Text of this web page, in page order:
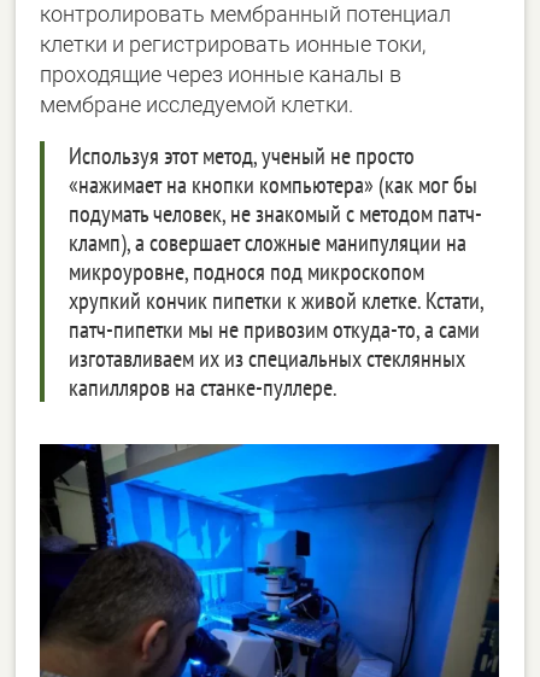
контролировать мембранный потенциал
клетки и регистрировать ионные токи,
проходящие через ионные каналы в
мембране исследуемой клетки.
Используя этот метод, ученый не просто
«нажимает на кнопки компьютера» (как мог бы
подумать человек, не знакомый с методом патч-
кламп), а совершает сложные манипуляции на
микроуровне, поднося под микроскопом
хрупкий кончик пипетки к живой клетке. Кстати,
патч-пипетки мы не привозим откуда-то, а сами
изготавливаем их из специальных стеклянных
капилляров на станке-пуллере.